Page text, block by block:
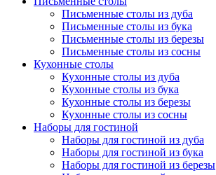
Письменные столы из дуба
Письменные столы из бука
Письменные столы из березы
Письменные столы из сосны
Кухонные столы
Кухонные столы из дуба
Кухонные столы из бука
Кухонные столы из березы
Кухонные столы из сосны
Наборы для гостиной
Наборы для гостиной из дуба
Наборы для гостиной из бука
Наборы для гостиной из березы